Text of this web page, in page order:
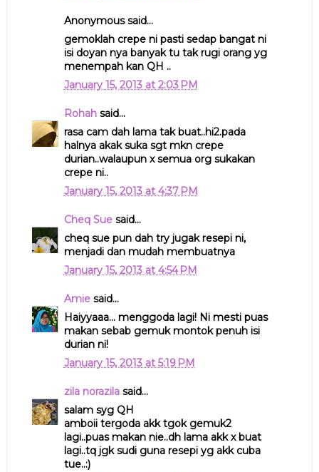
Anonymous said...
gemoklah crepe ni pasti sedap bangat ni
isi doyan nya banyak tu tak rugi orang yg
menempah kan QH ..
January 15, 2013 at 2:03 PM
Rohahsaid...
rasa cam dah lama tak buat..hi2.pada
halnya akak suka sgt mkn crepe
durian..walaupun x semua org sukakan
crepe ni..
January 15, 2013 at 4:37 PM
Cheq Suesaid...
cheq sue pun dah try jugak resepi ni,
menjadi dan mudah membuatnya
January 15, 2013 at 4:54 PM
Amiesaid...
Haiyyaaa... menggoda lagi! Ni mesti puas
makan sebab gemuk montok penuh isi
durian ni!
January 15, 2013 at 5:19 PM
zila norazilasaid...
salam syg QH
amboii tergoda akk tgok gemuk2
lagi..puas makan nie..dh lama akk x buat
lagi..tq jgk sudi guna resepi yg akk cuba
tue..:)